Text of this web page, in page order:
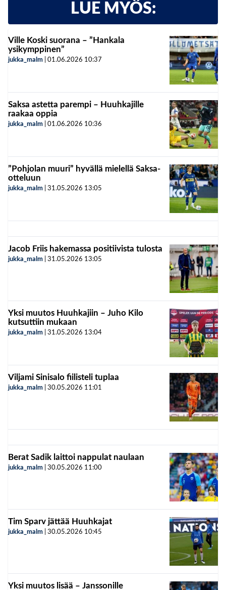
LUE MYÖS:
Ville Koski suorana – ”Hankala
ysikymppinen”
jukka_malm 01.06.2026 10:37
Saksa astetta parempi – Huuhkajille
raakaa oppia
jukka_malm 01.06.2026 10:36
”Pohjolan muuri” hyvällä mielellä Saksa-
otteluun
jukka_malm 31.05.2026 13:05
Jacob Friis hakemassa positiivista tulosta
jukka_malm 31.05.2026 13:05
Yksi muutos Huuhkajiin – Juho Kilo
kutsuttiin mukaan
jukka_malm 31.05.2026 13:04
Viljami Sinisalo fiilisteli tuplaa
jukka_malm 30.05.2026 11:01
Berat Sadik laittoi nappulat naulaan
jukka_malm 30.05.2026 11:00
Tim Sparv jättää Huuhkajat
jukka_malm 30.05.2026 10:45
Yksi muutos lisää – Janssonille